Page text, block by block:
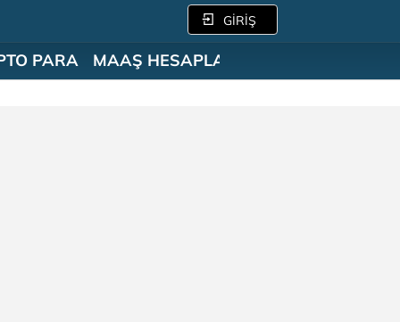
GİRİŞ
PARA MAAŞ HESAPLAMA